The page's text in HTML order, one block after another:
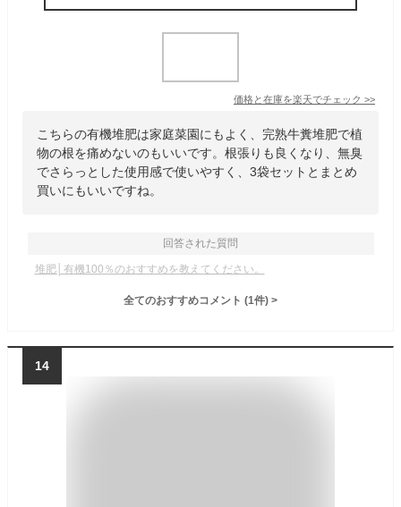
価格と在庫を楽天でチェック >>
こちらの有機堆肥は家庭菜園にもよく、完熟牛糞堆肥で植
物の根を痛めないのもいいです。根張りも良くなり、無臭
でさらっとした使用感で使いやすく、3袋セットとまとめ
買いにもいいですね。
回答された質問
堆肥│有機100％のおすすめを教えてください。
全てのおすすめコメント (1件) >
14